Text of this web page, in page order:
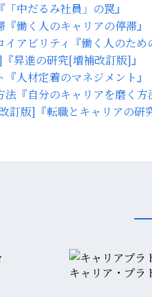
『「中だるみ社員」の罠』
『働く人のキャリアの停滞』
『働く人のた
『昇進の研究[増補改訂版]』
『人材定着のマネジメント』
『自分のキャリアを磨く方
『転職とキャリアの研
キャリア・プラ